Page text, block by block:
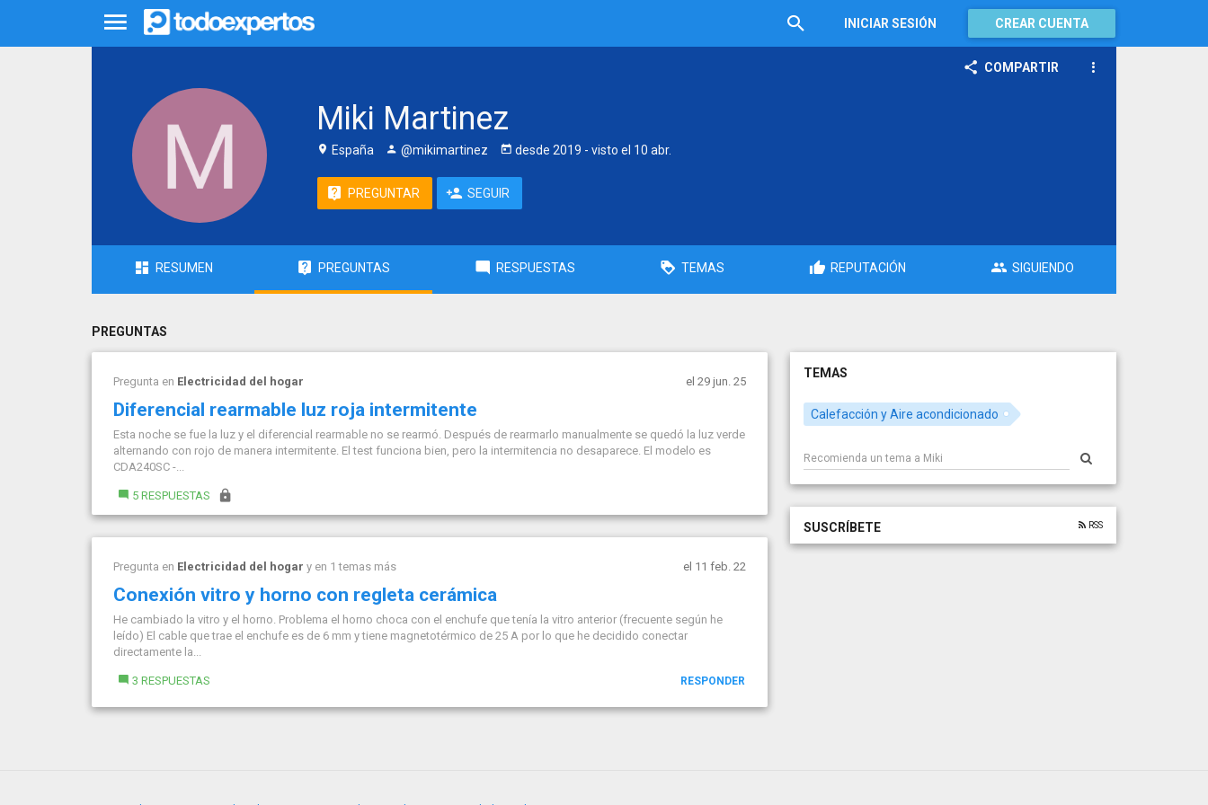
INICIAR SESIÓN CREAR CUENTA
COMPARTIR
Miki Martinez
España @mikimartinez desde 2019 - visto el 10 abr.
PREGUNTAR SEGUIR
RESUMEN PREGUNTAS RESPUESTAS TEMAS REPUTACIÓN SIGUIENDO
PREGUNTAS
Pregunta en Electricidad del hogar el 29 jun. 25
Diferencial rearmable luz roja intermitente
Esta noche se fue la luz y el diferencial rearmable no se rearmó. Después de rearmarlo manualmente se quedó la luz verde
alternando con rojo de manera intermitente. El test funciona bien, pero la intermitencia no desaparece. El modelo es
CDA240SC -...
5 RESPUESTAS
Pregunta en Electricidad del hogar y en 1 temas más el 11 feb. 22
Conexión vitro y horno con regleta cerámica
He cambiado la vitro y el horno. Problema el horno choca con el enchufe que tenía la vitro anterior (frecuente según he
leído) El cable que trae el enchufe es de 6 mm y tiene magnetotérmico de 25 A por lo que he decidido conectar
directamente la...
3 RESPUESTAS RESPONDER
TEMAS
Calefacción y Aire acondicionado
SUSCRÍBETE RSS